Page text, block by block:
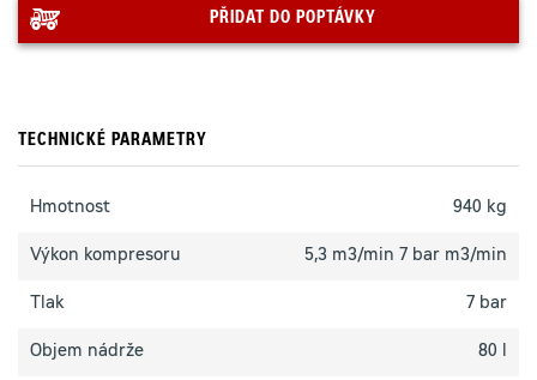
PŘIDAT DO POPTÁVKY
TECHNICKÉ PARAMETRY
Hmotnost 940 kg
Výkon kompresoru 5,3 m3/min 7 bar m3/min
Tlak 7 bar
Objem nádrže 80 l